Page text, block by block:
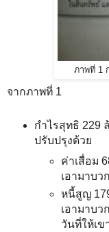
ภาพที่ 1
จากภาพที่ 1
กำไรสุทธิ 229
ปรับปรุงด้วย
ค่าเสื่อม
เอามาบว
หนี้สูญ
เอามาบว
วันที่ให้เ